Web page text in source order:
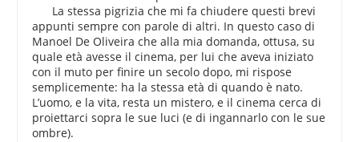
La stessa pigrizia che mi fa chiudere questi brevi
appunti sempre con parole di altri. In questo caso di
Manoel De Oliveira che alla mia domanda, ottusa, su
quale età avesse il cinema, per lui che aveva iniziato
con il muto per finire un secolo dopo, mi rispose
semplicemente: ha la stessa età di quando è nato.
L’uomo, e la vita, resta un mistero, e il cinema cerca di
proiettarci sopra le sue luci (e di ingannarlo con le sue
ombre).